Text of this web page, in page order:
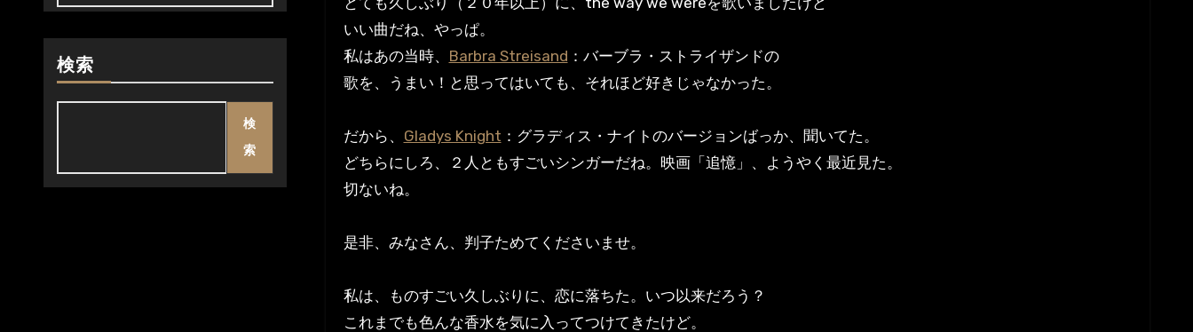
検索
検
索
いい曲だね、やっぱ。
私はあの当時、 Barbra Streisand ：バーブラ・ストライザンドの
歌を、うまい！と思ってはいても、それほど好きじゃなかった。
だから、 Gladys Knight ：グラディス・ナイトのバージョンばっか、聞いてた。
どちらにしろ、２人ともすごいシンガーだね。映画「追憶」、ようやく最近見た。
切ないね。
是非、みなさん、判子ためてくださいませ。
私は、ものすごい久しぶりに、恋に落ちた。いつ以来だろう？
これまでも色んな香水を気に入ってつけてきたけど。